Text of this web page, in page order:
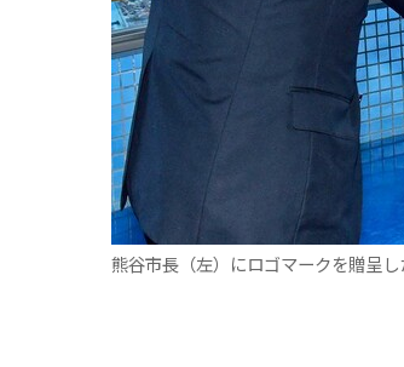
熊谷市長（左）にロゴマークを贈呈